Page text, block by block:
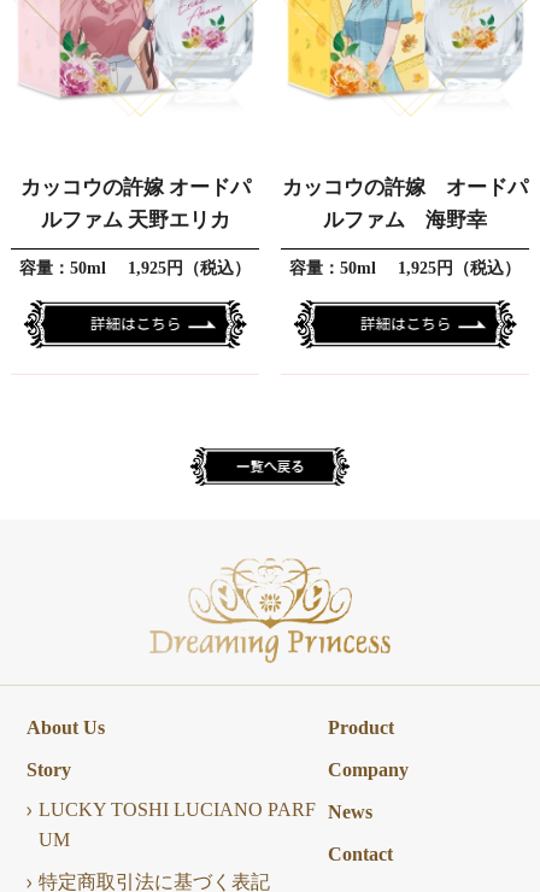
カッコウの許嫁 オードパ
ルファム 天野エリカ
容量：50ml 1,925円（税込）
カッコウの許嫁 オードパ
ルファム 海野幸
容量：50ml 1,925円（税込）
About Us
Story
LUCKY TOSHI LUCIANO PARF
UM
特定商取引法に基づく表記
Product
Company
News
Contact